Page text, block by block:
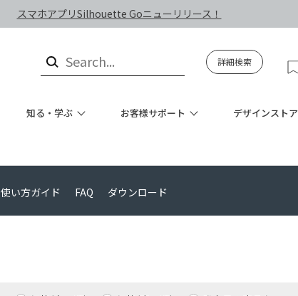
スマホアプリSilhouette Goニューリリース！
詳細検索
知る・学ぶ お客様サポート デザインストア
使い方ガイド FAQ ダウンロード